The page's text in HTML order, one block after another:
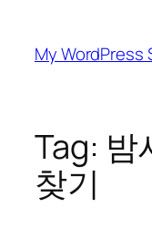
content
My WordPress
Tag: 밤
찾기